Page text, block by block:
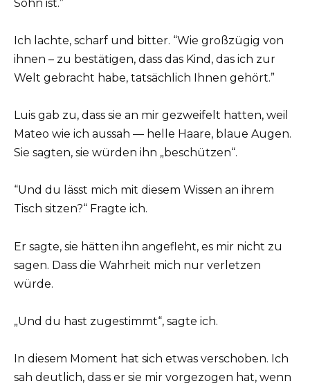
Sohn ist.”
Ich lachte, scharf und bitter. “Wie großzügig von
ihnen – zu bestätigen, dass das Kind, das ich zur
Welt gebracht habe, tatsächlich Ihnen gehört.”
Luis gab zu, dass sie an mir gezweifelt hatten, weil
Mateo wie ich aussah — helle Haare, blaue Augen.
Sie sagten, sie würden ihn „beschützen“.
“Und du lässt mich mit diesem Wissen an ihrem
Tisch sitzen?“ Fragte ich.
Er sagte, sie hätten ihn angefleht, es mir nicht zu
sagen. Dass die Wahrheit mich nur verletzen
würde.
„Und du hast zugestimmt“, sagte ich.
In diesem Moment hat sich etwas verschoben. Ich
sah deutlich, dass er sie mir vorgezogen hat, wenn